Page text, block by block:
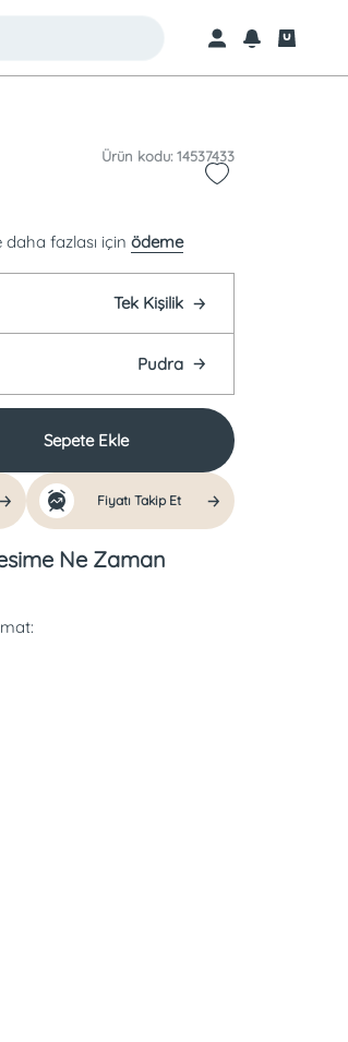
Ürün kodu: 14537433
fazlası için ödeme
Tek Kişilik
Pudra
Sepete Ekle
Fiyatı Takip Et
Ne Zaman